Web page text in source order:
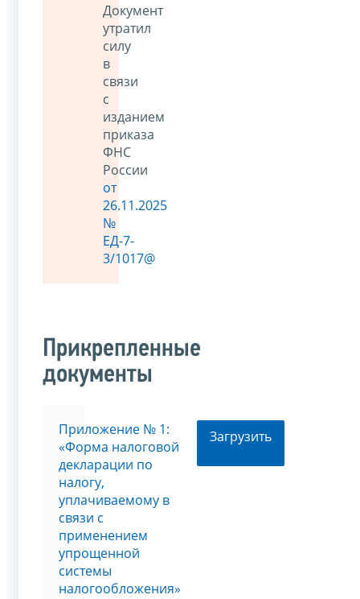
Документ
утратил
силу
в
связи
с
изданием
приказа
ФНС
России
от
26.11.2025
№
ЕД-7-
3/1017@
Прикрепленные
документы
Приложение № 1:
«Форма налоговой
декларации по
налогу,
уплачиваемому в
связи с
применением
упрощенной
системы
налогообложения»
Загрузить